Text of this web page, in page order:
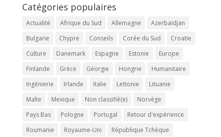
Catégories populaires
Actualité Afrique du Sud Allemagne
Azerbaïdjan
Bulgarie
Chypre Conseils Corée du Sud
Croatie
Culture
Danemark Espagne Estonie
Europe
Finlande
Grèce Géorgie Hongrie
Humanitaire
Ingénierie
Irlande Italie Lettonie
Lituanie
Malte
Mexique Non classifié(e)
Norvège
Pays Bas
Pologne Portugal
Retour d'expérience
Roumanie
Royaume-Uni
République Tchèque